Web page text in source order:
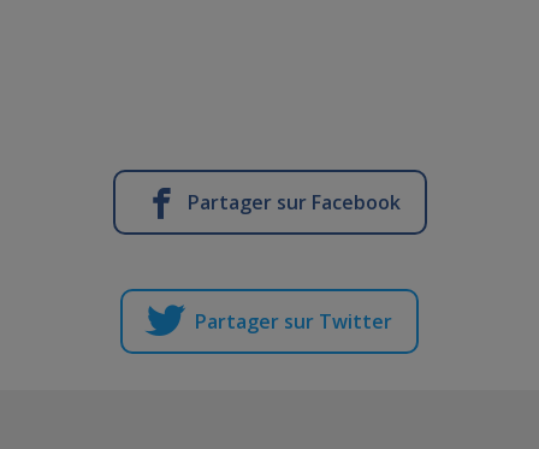
Partager sur Facebook
Partager sur Twitter